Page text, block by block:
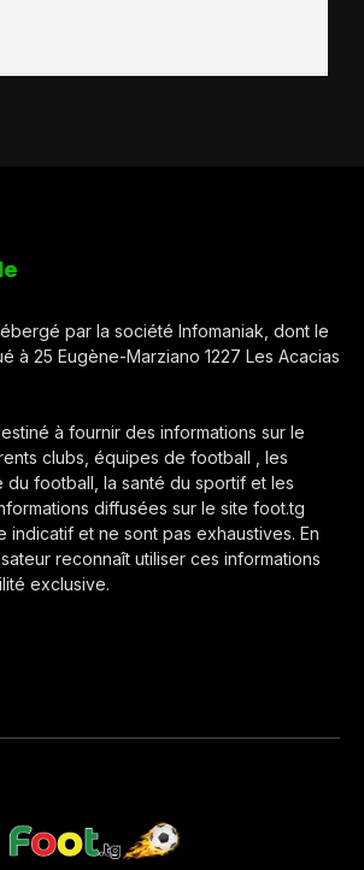
par la société Infomaniak, dont le
à 25 Eugène-Marziano 1227 Les Acacias
à fournir des informations sur le
clubs, équipes de football , les
du football, la santé du sportif et les
diffusées sur le site foot.tg
indicatif et ne sont pas exhaustives. En
reconnaît utiliser ces informations
exclusive.